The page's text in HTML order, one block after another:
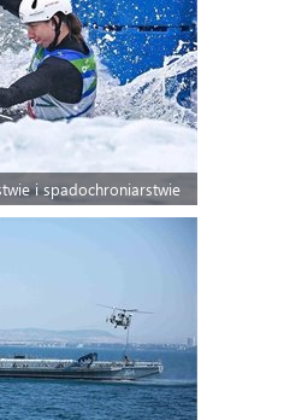
i spadochroniarstwie